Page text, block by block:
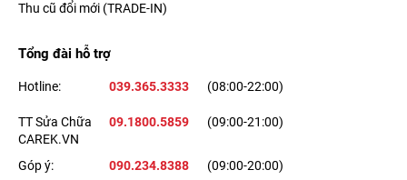
Thu cũ đổi mới (TRADE-IN)
Tổng đài hỗ trợ
Hotline: 039.365.3333 (08:00-22:00)
TT Sửa Chữa
CAREK.VN
09.1800.5859 (09:00-21:00)
Góp ý: 090.234.8388 (09:00-20:00)